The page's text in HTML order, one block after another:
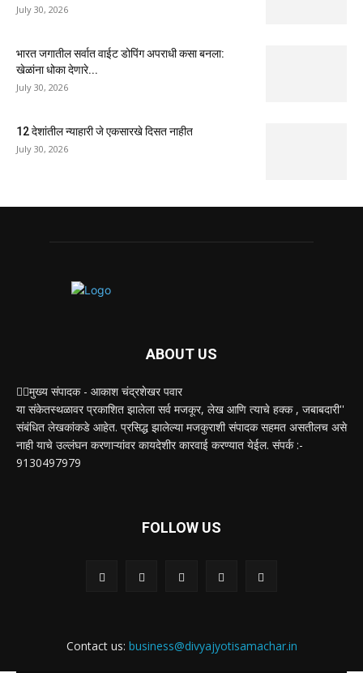
July 30, 2026
भारत जगातील सर्वात वाईट डोपिंग अपराधी कसा बनला:
खेळांना धोका देणारे...
July 30, 2026
12 देशांतील न्याहारी जे एकसारखे दिसत नाहीत
July 30, 2026
ABOUT US
✍🏻मुख्य संपादक - आकाश चंद्रशेखर पवार
या संकेतस्थळावर प्रकाशित झालेला सर्व मजकूर, लेख आणि त्याचे हक्क , जबाबदारी''
संबंधित लेखकांकडे आहेत. प्रसिद्ध झालेल्या मजकुराशी संपादक सहमत असतीलच असे
नाही याचे उल्लंघन करणाऱ्यांवर कायदेशीर कारवाई करण्यात येईल. संपर्क :-
9130497979
FOLLOW US
Contact us: business@divyajyotisamachar.in